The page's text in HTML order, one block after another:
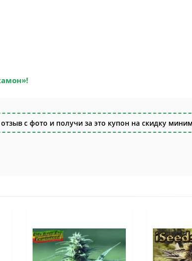
!
с фото и получи за это купон на скидку